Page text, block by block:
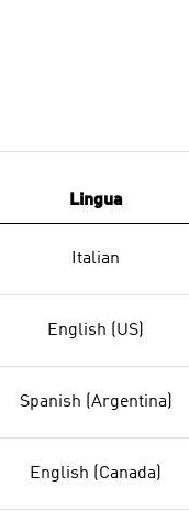
Lingua
Italian
English (US)
Spanish (Argentina)
English (Canada)